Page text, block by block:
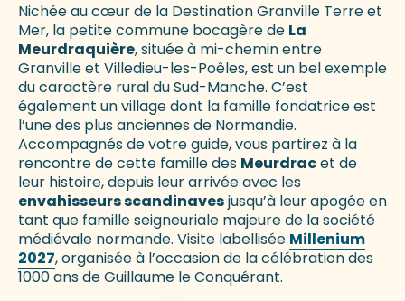
Nichée au cœur de la Destination Granville Terre et
Mer, la petite commune bocagère de La
Meurdraquière, située à mi-chemin entre
Granville et Villedieu-les-Poêles, est un bel exemple
du caractère rural du Sud-Manche. C’est
également un village dont la famille fondatrice est
l’une des plus anciennes de Normandie.
Accompagnés de votre guide, vous partirez à la
rencontre de cette famille des Meurdracet de
leur histoire, depuis leur arrivée avec les
envahisseurs scandinavesjusqu’à leur apogée en
tant que famille seigneuriale majeure de la société
médiévale normande. Visite labellisée Millenium
2027, organisée à l’occasion de la célébration des
1000 ans de Guillaume le Conquérant.